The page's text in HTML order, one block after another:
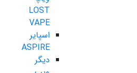
LOST
VAPE
اسپایر
ASPIRE
دیگر